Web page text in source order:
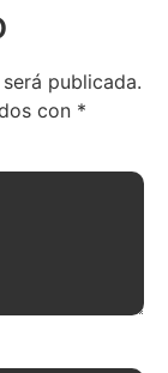
publicada.
con *